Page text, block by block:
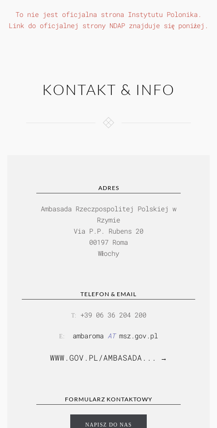
To nie jest oficjalna strona Instytutu Polonika.
Link do oficjalnej strony NDAP znajduje się poniżej.
KONTAKT & INFO
ADRES
Ambasada Rzeczpospolitej Polskiej w
Rzymie
Via P.P. Rubens 20
00197 Roma
Włochy
TELEFON & EMAIL
T: +39 06 36 204 200
E: ambaroma ATmsz.gov.pl
WWW.GOV.PL/AMBASADA... →
FORMULARZ KONTAKTOWY
NAPISZ DO NAS